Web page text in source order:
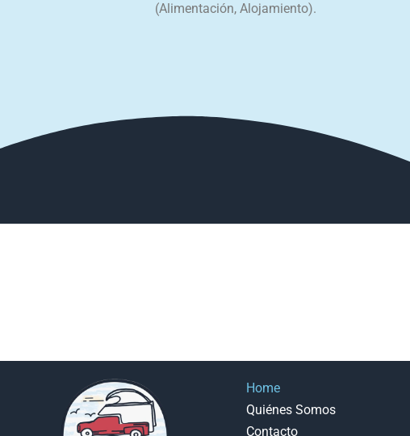
(Alimentación, Alojamiento).
Home
Quiénes Somos
Contacto